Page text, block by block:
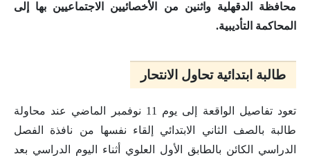
محافظة الدقهلية واثنين من الأخصائيين الاجتماعيين بها إلى
المحاكمة التأديبية.
طالبة ابتدائية تحاول الانتحار
تعود تفاصيل الواقعة إلى يوم 11 نوفمبر الماضي عند محاولة
طالبة بالصف الثاني الابتدائي إلقاء نفسها من نافذة الفصل
الدراسي الكائن بالطابق الأول العلوي أثناء اليوم الدراسي بعد